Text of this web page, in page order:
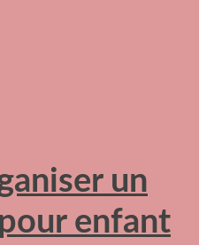
un
enfant